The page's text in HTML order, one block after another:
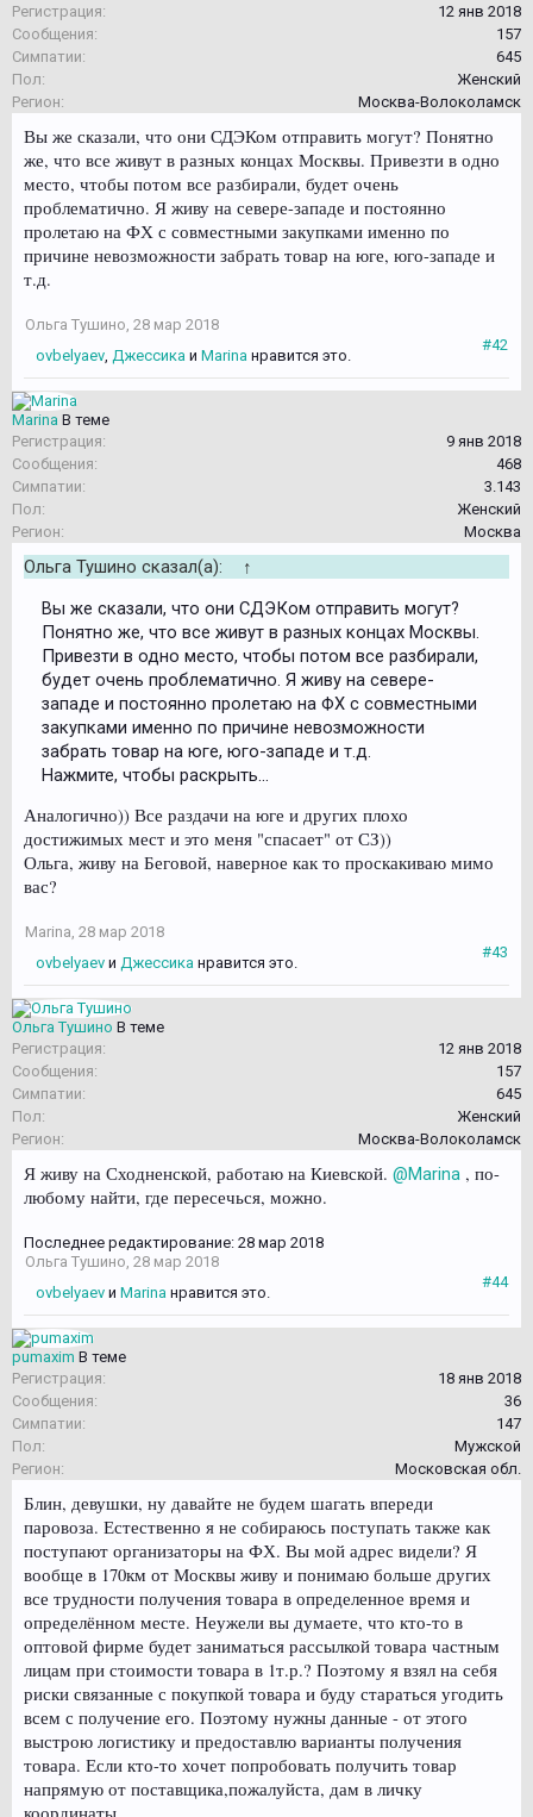
Регистрация:
12 янв 2018
Сообщения:
157
Симпатии:
645
Пол:
Женский
Регион:
Москва-Волоколамск
Вы же сказали, что они СДЭКом отправить могут? Понятно
же, что все живут в разных концах Москвы. Привезти в одно
место, чтобы потом все разбирали, будет очень
проблематично. Я живу на севере-западе и постоянно
пролетаю на ФХ с совместными закупками именно по
причине невозможности забрать товар на юге, юго-западе и
т.д.
Ольга Тушино, 28 мар 2018
#42
ovbelyaev, Джессика и Marina нравится это.
Marina В теме
Регистрация:
9 янв 2018
Сообщения:
468
Симпатии:
3.143
Пол:
Женский
Регион:
Москва
Ольга Тушино сказал(а):
↑
Вы же сказали, что они СДЭКом отправить могут?
Понятно же, что все живут в разных концах Москвы.
Привезти в одно место, чтобы потом все разбирали,
будет очень проблематично. Я живу на севере-
западе и постоянно пролетаю на ФХ с совместными
закупками именно по причине невозможности
забрать товар на юге, юго-западе и т.д.
Нажмите, чтобы раскрыть...
Аналогично)) Все раздачи на юге и других плохо
достижимых мест и это меня "спасает" от СЗ))
Ольга, живу на Беговой, наверное как то проскакиваю мимо
вас?
Marina, 28 мар 2018
#43
ovbelyaev и Джессика нравится это.
Ольга Тушино В теме
Регистрация:
12 янв 2018
Сообщения:
157
Симпатии:
645
Пол:
Женский
Регион:
Москва-Волоколамск
Я живу на Сходненской, работаю на Киевской. @Marina , по-
любому найти, где пересечься, можно.
Последнее редактирование: 28 мар 2018
Ольга Тушино, 28 мар 2018
#44
ovbelyaev и Marina нравится это.
pumaxim В теме
Регистрация:
18 янв 2018
Сообщения:
36
Симпатии:
147
Пол:
Мужской
Регион:
Московская обл.
Блин, девушки, ну давайте не будем шагать впереди
паровоза. Естественно я не собираюсь поступать также как
поступают организаторы на ФХ. Вы мой адрес видели? Я
вообще в 170км от Москвы живу и понимаю больше других
все трудности получения товара в определенное время и
определённом месте. Неужели вы думаете, что кто-то в
оптовой фирме будет заниматься рассылкой товара частным
лицам при стоимости товара в 1т.р.? Поэтому я взял на себя
риски связанные с покупкой товара и буду стараться угодить
всем с получение его. Поэтому нужны данные - от этого
выстрою логистику и предоставлю варианты получения
товара. Если кто-то хочет попробовать получить товар
напрямую от поставщика,пожалуйста, дам в личку